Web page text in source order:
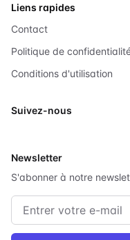
Liens rapides
Contact
Politique de
Conditions d'utilisation
Suivez-nous
Newsletter
S'abonner à notre
Adresse e-mail